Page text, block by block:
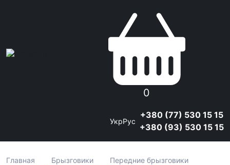
0
УкрРус
+380 (77) 530 15 15
+380 (93) 530 15 15
Главная Брызговики
Передние брызговики